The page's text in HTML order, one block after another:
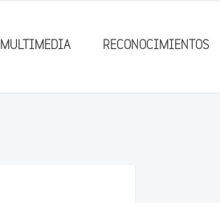
MULTIMEDIA RECONOCIMIENTOS